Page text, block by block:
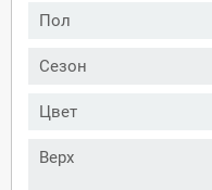
Пол
Сезон
Цвет
Верх